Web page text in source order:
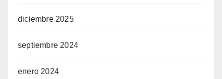
diciembre 2025
septiembre 2024
enero 2024